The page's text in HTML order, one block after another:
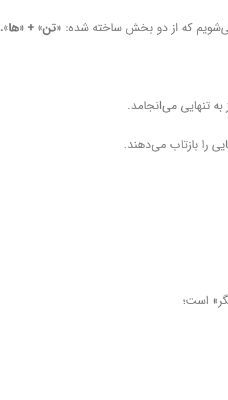
می‌شویم که از دو بخش ساخته شده: «تن» + «ها».
تنهایی می‌انجامد.
را بازتاب می‌دهند.
است؛